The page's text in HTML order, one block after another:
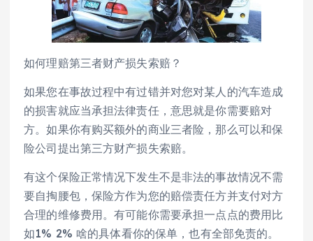
如何理赔第三者财产损失索赔？
如果您在事故过程中有过错并对您对某人的汽车造成
的损害就应当承担法律责任，意思就是你需要赔对
方。如果你有购买额外的商业三者险，那么可以和保
险公司提出第三方财产损失索赔。
有这个保险正常情况下发生不是非法的事故情况不需
要自掏腰包，保险方作为您的赔偿责任方并支付对方
合理的维修费用。有可能你需要承担一点点的费用比
如1% 2% 啥的具体看你的保单，也有全部免责的。